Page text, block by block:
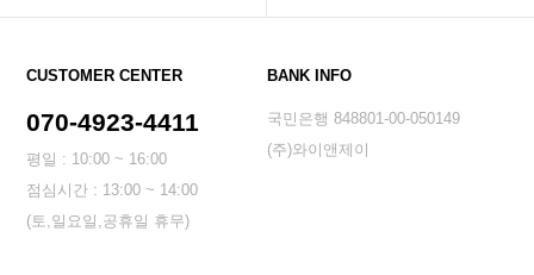
CUSTOMER CENTER
070-4923-4411
평일 : 10:00 ~ 16:00
점심시간 : 13:00 ~ 14:00
(토,일요일,공휴일 휴무)
BANK INFO
국민은행 848801-00-050149
(주)와이앤제이